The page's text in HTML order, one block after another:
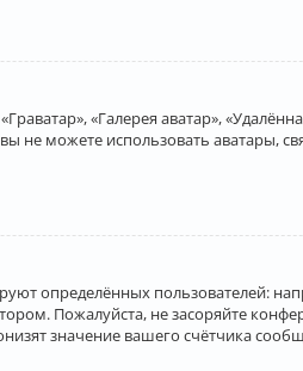
«Галерея аватар»,
не можете использовать аватары,
определённых пользователей:
Пожалуйста, не засоряйте
значение вашего счётчика